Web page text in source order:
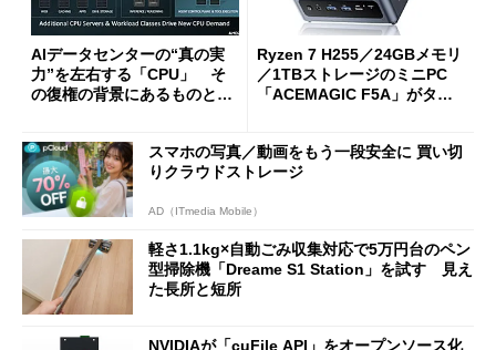
AIデータセンターの“真の実
力”を左右する「CPU」 そ
の復権の背景にあるものと
Ryzen 7 H255／24GBメモリ
／1TBストレージのミニPC
「ACEMAGIC F5A」がタイ
スマホの写真／動画をもう一段安全に 買い切
りクラウドストレージ
AD（ITmedia Mobile）
軽さ1.1kg×自動ごみ収集対応で5万円台のペン
型掃除機「Dreame S1 Station」を試す 見え
た長所と短所
NVIDIAが「cuFile API」をオープンソース化